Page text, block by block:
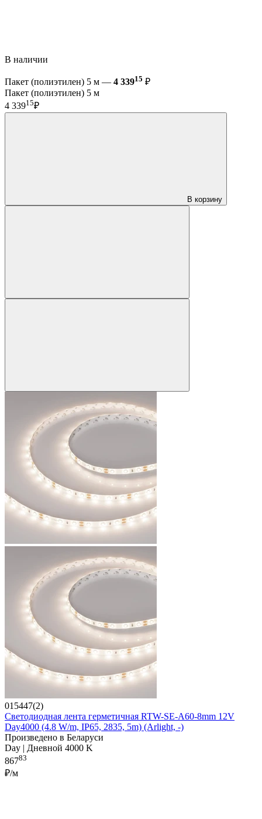
В наличии
Пакет (полиэтилен) 5 м — 4 33915 ₽
Пакет (полиэтилен) 5 м
4 33915₽
В корзину
015447(2)
Светодиодная лента герметичная RTW-SE-A60-8mm 12V
Day4000 (4.8 W/m, IP65, 2835, 5m) (Arlight, -)
Произведено в Беларуси
Day | Дневной 4000 K
86783
₽/м